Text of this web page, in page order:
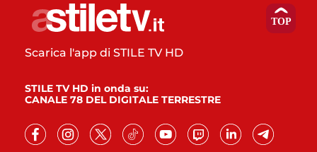
Scarica l'app di STILE TV HD
STILE TV HD in onda su:
CANALE 78 DEL DIGITALE TERRESTRE